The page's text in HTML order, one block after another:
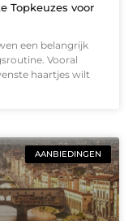
Topkeuzes voor
een belangrijk
Vooral
haartjes wilt
AANBIEDINGEN